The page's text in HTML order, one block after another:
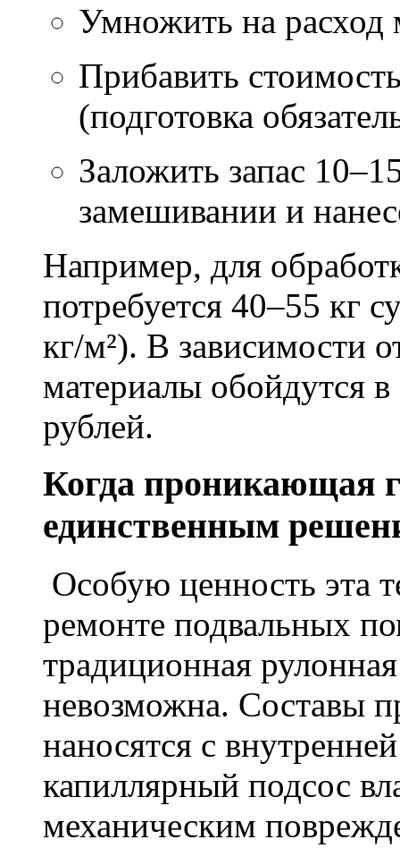
Умножить на расход
Прибавить
(подготовка
Заложить запас
замешивании и
Например, для
потребуется 40–55 кг
кг/м²). В зависимости
материалы обойдутся
рублей.
Когда проникающая
единственным
Особую ценность эта
ремонте подвальных
традиционная
невозможна. Составы
наносятся с
капиллярный подсос
механическим